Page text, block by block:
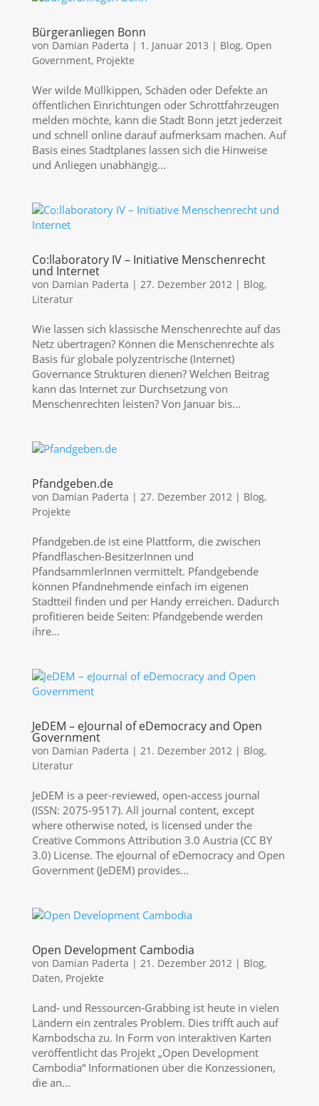
Bürgeranliegen Bonn
von Damian Paderta | 1. Januar 2013 | Blog, Open
Government, Projekte
Wer wilde Müllkippen, Schäden oder Defekte an
öffentlichen Einrichtungen oder Schrottfahrzeugen
melden möchte, kann die Stadt Bonn jetzt jederzeit
und schnell online darauf aufmerksam machen. Auf
Basis eines Stadtplanes lassen sich die Hinweise
und Anliegen unabhängig...
Co:llaboratory IV – Initiative Menschenrecht
und Internet
von Damian Paderta | 27. Dezember 2012| Blog,
Literatur
Wie lassen sich klassische Menschenrechte auf das
Netz übertragen? Können die Menschenrechte als
Basis für globale polyzentrische (Internet)
Governance Strukturen dienen? Welchen Beitrag
kann das Internet zur Durchsetzung von
Menschenrechten leisten? Von Januar bis...
Pfandgeben.de
von Damian Paderta | 27. Dezember 2012| Blog,
Projekte
Pfandgeben.de ist eine Plattform, die zwischen
Pfandflaschen-BesitzerInnen und
PfandsammlerInnen vermittelt. Pfandgebende
können Pfandnehmende einfach im eigenen
Stadtteil finden und per Handy erreichen. Dadurch
profitieren beide Seiten: Pfandgebende werden
ihre...
JeDEM – eJournal of eDemocracy and Open
Government
von Damian Paderta | 21. Dezember 2012| Blog,
Literatur
JeDEM is a peer-reviewed, open-access journal
(ISSN: 2075-9517). All journal content, except
where otherwise noted, is licensed under the
Creative Commons Attribution 3.0 Austria (CC BY
3.0) License. The eJournal of eDemocracy and Open
Government (JeDEM) provides...
Open Development Cambodia
von Damian Paderta | 21. Dezember 2012| Blog,
Daten, Projekte
Land- und Ressourcen-Grabbing ist heute in vielen
Ländern ein zentrales Problem. Dies trifft auch auf
Kambodscha zu. In Form von interaktiven Karten
veröffentlicht das Projekt „Open Development
Cambodia“ Informationen über die Konzessionen,
die an...